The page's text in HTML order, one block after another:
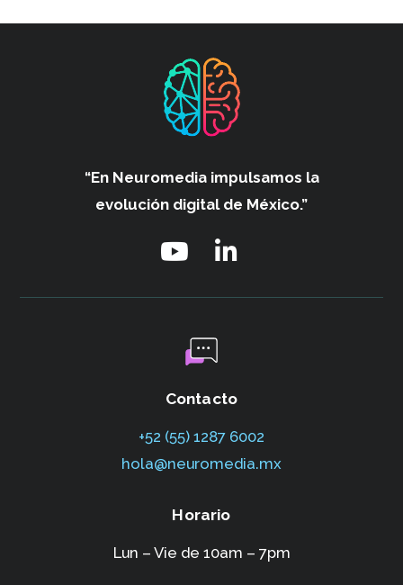
“En Neuromedia impulsamos la
evolución digital de México.”
Contacto
+52 (55) 1287 6002‬
hola@neuromedia.mx
Horario
Lun – Vie de 10am – 7pm